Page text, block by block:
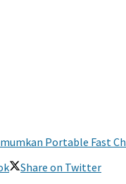
Portable Fast
Share on Twitter